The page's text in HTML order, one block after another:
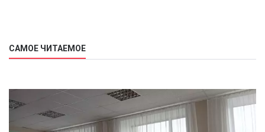
САМОЕ ЧИТАЕМОЕ